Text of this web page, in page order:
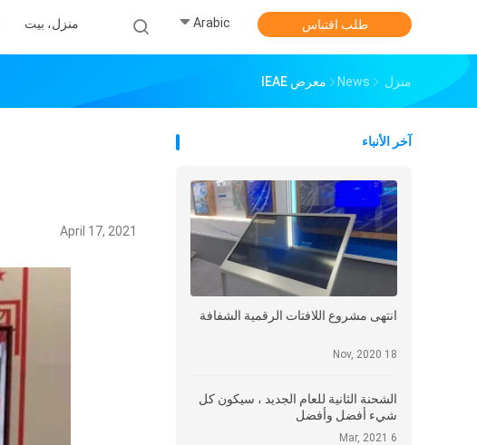
منزل، بيت Arabic طلب اقتباس
منزل News معرض IEAE
April 17, 2021
آخر الأنباء
انتهى مشروع اللافتات الرقمية الشفافة
18 Nov, 2020
الشحنة الثانية للعام الجديد ، سيكون كل
شيء أفضل وأفضل
6 Mar, 2021